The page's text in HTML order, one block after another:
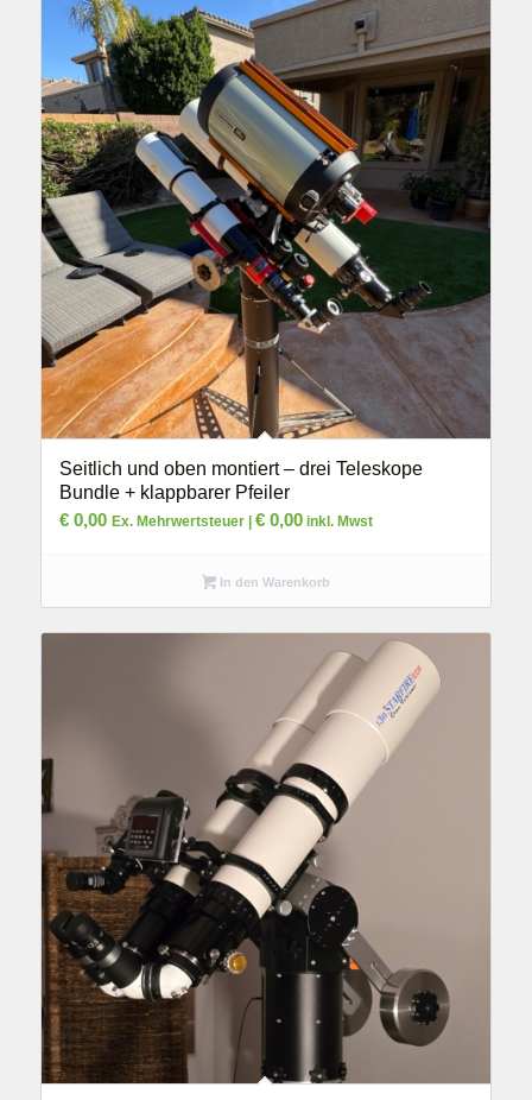
Seitlich und oben montiert – drei Teleskope
Bundle + klappbarer Pfeiler
€0,00 Ex. Mehrwertsteuer | €0,00inkl. Mwst
In den Warenkorb